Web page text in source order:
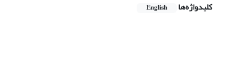
کلیدواژه‌ها English